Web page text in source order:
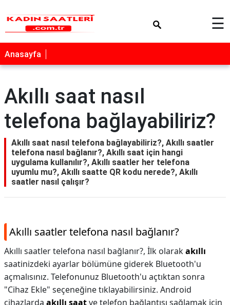
☰
Anasayfa
Akıllı saat nasıl
telefona bağlayabiliriz?
Akıllı saat nasıl telefona bağlayabiliriz?, Akıllı saatler
telefona nasıl bağlanır?, Akıllı saat için hangi
uygulama kullanılır?, Akıllı saatler her telefona
uyumlu mu?, Akıllı saatte QR kodu nerede?, Akıllı
saatler nasıl çalışır?
Akıllı saatler telefona nasıl bağlanır?
Akıllı saatler telefona nasıl bağlanır?, İlk olarakakıllı
saatinizdeki ayarlar bölümüne giderek Bluetooth'u
açmalısınız. Telefonunuz Bluetooth'u açtıktan sonra
"Cihaz Ekle" seçeneğine tıklayabilirsiniz. Android
cihazlarda akıllı saatve telefon bağlantısı sağlamak için